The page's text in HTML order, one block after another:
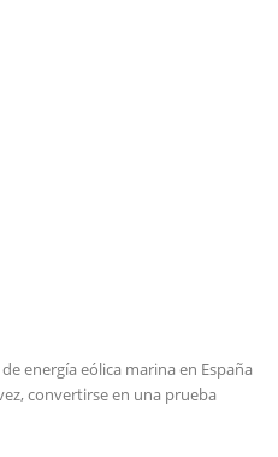
energía eólica marina en España
convertirse en una prueba